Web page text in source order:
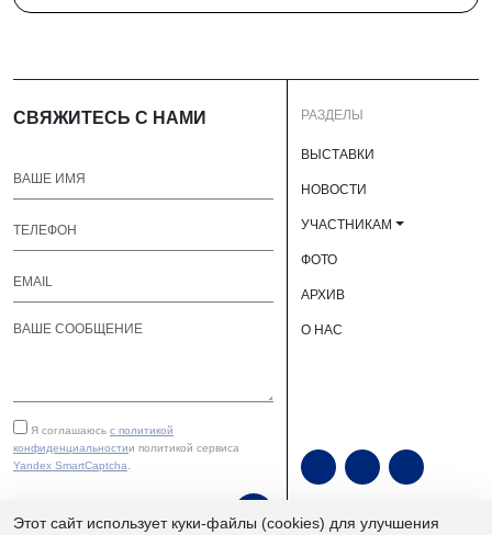
СВЯЖИТЕСЬ С НАМИ
Я соглашаюсь с политикой
конфиденциальностии политикой сервиса
Yandex SmartCaptcha
РАЗДЕЛЫ
ВЫСТАВКИ
НОВОСТИ
УЧАСТНИКАМ
ФОТО
АРХИВ
О НАС
Этот сайт использует куки-файлы (cookies) для улучшения